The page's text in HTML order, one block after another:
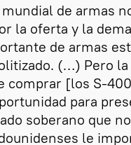
de armas
la oferta y la
de armas
(…) Pero
comprar [los S-
para
soberano que
le